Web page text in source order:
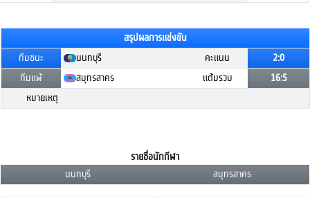
สรุปผลการแข่งขัน
ทีมชนะ
นนทบุรี คะแนน
2:0
ทีมแพ้
สมุทรสาคร แต้มรวม
16:5
หมายเหตุ
รายชื่อนักกีฬา
นนทบุรี
สมุทรสาคร